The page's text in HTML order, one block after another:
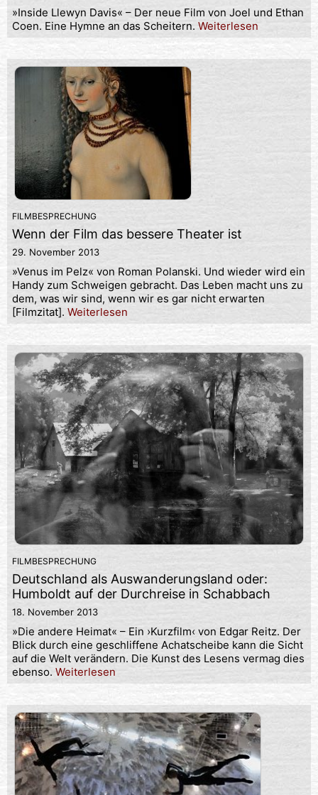
»Inside Llewyn Davis« – Der neue Film von Joel und Ethan
Coen. Eine Hymne an das Scheitern. Weiterlesen
FILMBESPRECHUNG
Wenn der Film das bessere Theater ist
29. November 2013
»Venus im Pelz« von Roman Polanski. Und wieder wird ein
Handy zum Schweigen gebracht. Das Leben macht uns zu
dem, was wir sind, wenn wir es gar nicht erwarten
[Filmzitat]. Weiterlesen
FILMBESPRECHUNG
Deutschland als Auswanderungsland oder:
Humboldt auf der Durchreise in Schabbach
18. November 2013
»Die andere Heimat« – Ein ›Kurzfilm‹ von Edgar Reitz. Der
Blick durch eine geschliffene Achatscheibe kann die Sicht
auf die Welt verändern. Die Kunst des Lesens vermag dies
ebenso. Weiterlesen